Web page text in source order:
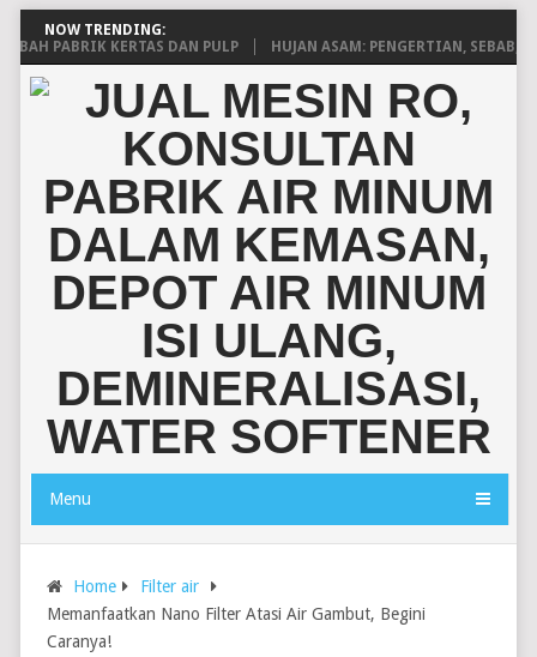
NOW TRENDING:
PABRIK KERTAS DAN PULP
HUJAN ASAM: PENGERTIAN, SEBAB, DAN
Menu
Home
Filter air
Memanfaatkan Nano Filter Atasi Air Gambut, Begini
Caranya!